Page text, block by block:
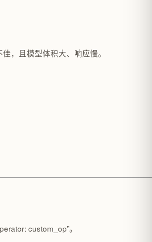
，且模型体积大、响应慢。
custom_op”。